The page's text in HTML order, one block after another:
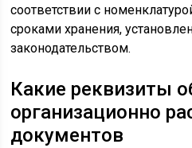
соответствии с
сроками хранения,
законодательством.
Какие реквизиты
организационно
документов